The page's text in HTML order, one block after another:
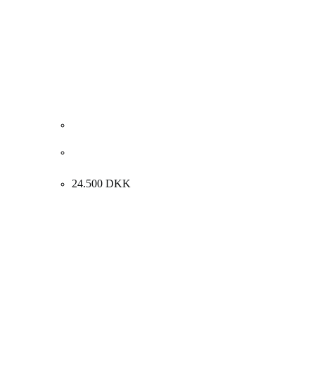
24.500 DKK